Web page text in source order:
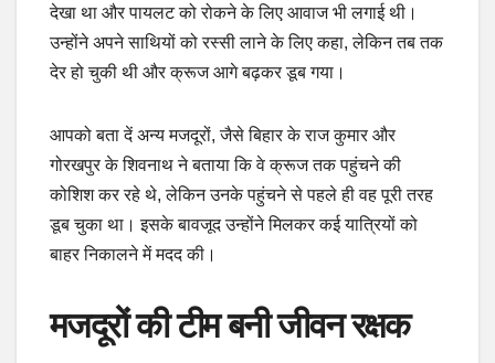
देखा था और पायलट को रोकने के लिए आवाज भी लगाई थी।
उन्होंने अपने साथियों को रस्सी लाने के लिए कहा, लेकिन तब तक
देर हो चुकी थी और क्रूज आगे बढ़कर डूब गया।
आपको बता दें अन्य मजदूरों, जैसे बिहार के राज कुमार और
गोरखपुर के शिवनाथ ने बताया कि वे क्रूज तक पहुंचने की
कोशिश कर रहे थे, लेकिन उनके पहुंचने से पहले ही वह पूरी तरह
डूब चुका था। इसके बावजूद उन्होंने मिलकर कई यात्रियों को
बाहर निकालने में मदद की।
मजदूरों की टीम बनी जीवन रक्षक